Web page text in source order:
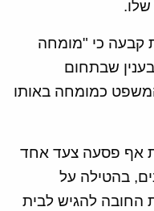
שלו.
קבעה כי "מומחה
שבתחום
כמומחה באותו
אף פסעה צעד אחד
בהטילה על
להגיש לבית